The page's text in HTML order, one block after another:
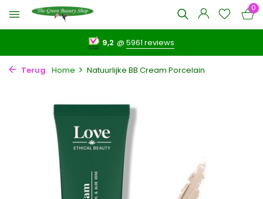
0
9,2 @5961 reviews
Terug Home Natuurlijke BB Cream Porcelain